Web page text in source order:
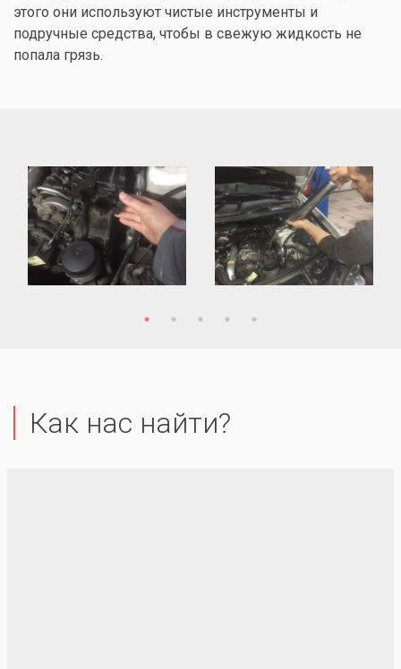
этого они используют чистые инструменты и
подручные средства, чтобы в свежую жидкость не
попала грязь.
Как нас найти?